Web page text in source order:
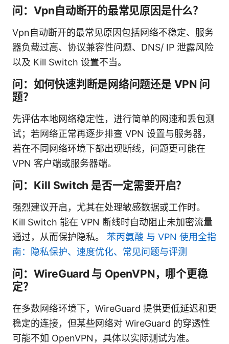
问：Vpn自动断开的最常见原因是什么？
Vpn自动断开的最常见原因包括网络不稳定、服务
器负载过高、协议兼容性问题、DNS/ IP 泄露风险
以及 Kill Switch 设置不当。
问：如何快速判断是网络问题还是 VPN 问
题？
先评估本地网络稳定性，进行简单的网速和丢包测
试；若网络正常再逐步排查 VPN 设置与服务器，
若在不同网络环境下都出现断线，问题更可能在
VPN 客户端或服务器端。
问：Kill Switch 是否一定需要开启？
强烈建议开启，尤其在处理敏感数据或工作时。
Kill Switch 能在 VPN 断线时自动阻止未加密流量
通过，从而保护隐私。 苯丙氨酸 与 VPN 使用全指
南：隐私保护、速度优化、常见问题与评测
问：WireGuard 与 OpenVPN，哪个更稳
定？
在多数网络环境下，WireGuard 提供更低延迟和更
稳定的连接，但某些网络对 WireGuard 的穿透性
可能不如 OpenVPN，具体以实际测试为准。